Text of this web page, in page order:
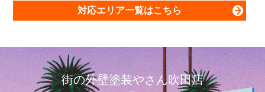
対応エリア一覧はこちら
街の外壁塗装やさん吹田店